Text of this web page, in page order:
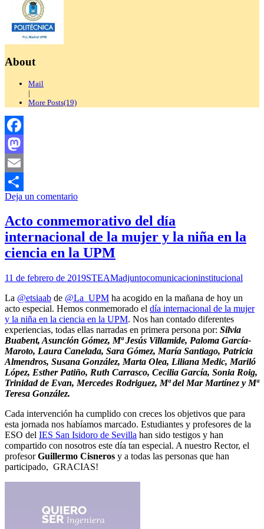
About
Mail
|
More Posts(19)
Facebook
Mastodon
Email
Compartir
Deja un comentario
Acto conmemorativo del día
internacional de la mujer y la niña en la
ciencia en la UPM
11 de febrero de 2019STEAMadjuntocomunicacioninstitucional
La @etsiaab de @La_UPM ha acogido en la mañana de hoy un
acto especial. Hemos conmemorado el día internacional de la mujer
y la niña en la ciencia en la UPM. Nos han contado diferentes
experiencias, todas ellas narradas en primera persona por: Silvia
Buabent, Asunción Gómez, Mª Jesús Villamide, Paloma García-
Maroto, Laura Canelada, Sara Gómez, María Santiago, Patricia
Almendros, Susana González, Marta Olea, Liliana Medic, Mariló
López, Esther Patiño, Ruth Carrasco, Cecilia García, Sonia Roig,
Trinidad de Evan, Mercedes Rodriguez, Mª del Mar Martínez y Mª
Teresa González.
Cada intervención ha cumplido con creces los objetivos que para
esta jornada nos habíamos marcado. Estudiantes y profesores de la
ESO del IES San Isidoro de Sevilla han sido testigos y han
compartido con nosotros este día tan especial. A nuestro Rector, el
profesorGuillermo Cisneros y a todas las personas que han
participado, GRACIAS!